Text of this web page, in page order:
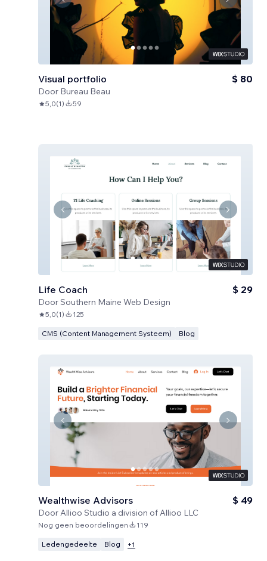
Visual portfolio
Door Bureau Beau
$ 80
5,0(1) 59
Life Coach
DoorSouthern Maine Web Design
$ 29
5,0(1) 125
CMS (Content Management Systeem) Blog
Wealthwise Advisors
DoorAllioo Studio a division of Allioo LLC
$ 49
Nog geen beoordelingen 119
Ledengedeelte Blog +1